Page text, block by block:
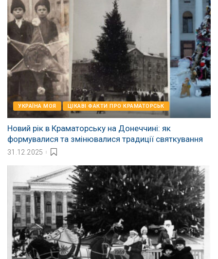
УКРАЇНА МОЯ ЦІКАВІ ФАКТИ ПРО КРАМАТОРСЬК
Новий рік в Краматорську на Донеччині: як
формувалися та змінювалися традиції святкування
31.12.2025